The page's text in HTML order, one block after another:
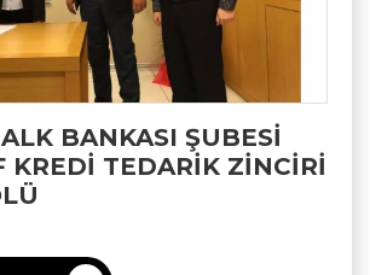
BANKASI ŞUBESI
KREDİ TEDARİK ZİNCİRİ